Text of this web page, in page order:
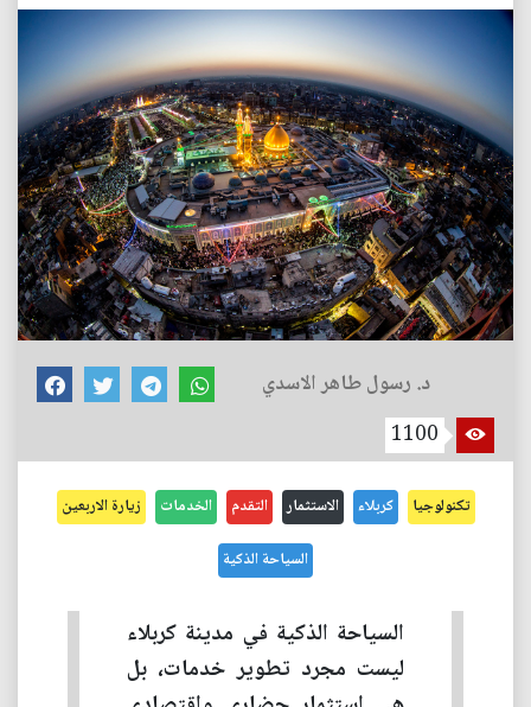
د. رسول طاهر الاسدي
1100
تكنولوجيا كربلاء الاستثمار التقدم الخدمات زيارة الاربعين
السياحة الذكية
السياحة الذكية في مدينة كربلاء
ليست مجرد تطوير خدمات، بل